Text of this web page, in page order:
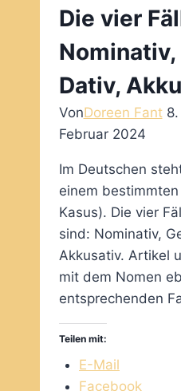
Die vier
Dativ,
VonDoreen Fant
Februar 2024
Im Deutschen
einem
Kasus). Die vier
sind: Nominativ,
Akkusativ. Artikel
mit dem Nomen
entsprechenden
Teilen mit:
E-Mail
Facebook